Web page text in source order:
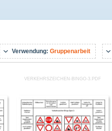
Verwendung: Gruppenarbeit
VERKEHRSZEICHEN-BINGO-3.PDF